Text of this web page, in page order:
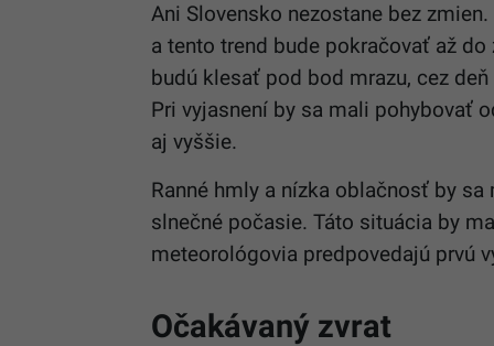
Ani Slovensko nezostane bez
a tento trend bude pokračovať až
budú klesať pod bod mrazu, cez
Pri vyjasnení by sa mali pohybovať
aj vyššie.
Ranné hmly a nízka oblačnosť by
slnečné počasie. Táto situácia by
meteorológovia predpovedajú prvú
Očakávaný zvrat